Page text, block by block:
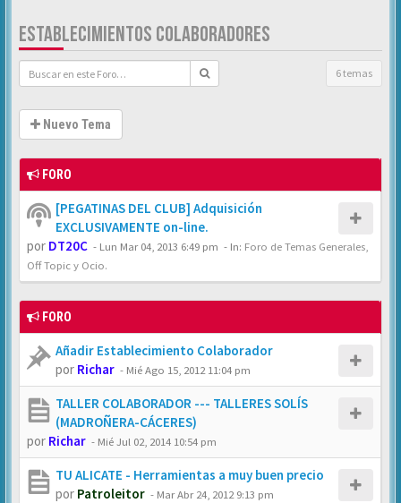
ESTABLECIMIENTOS COLABORADORES
6 temas
Nuevo Tema
FORO
[PEGATINAS DEL CLUB] Adquisición
EXCLUSIVAMENTE on-line.
por DT20C - Lun Mar 04, 2013 6:49 pm - In: Foro de Temas Generales,
Off Topic y Ocio.
FORO
Añadir Establecimiento Colaborador
por Richar - Mié Ago 15, 2012 11:04 pm
TALLER COLABORADOR --- TALLERES SOLÍS
(MADROÑERA-CÁCERES)
por Richar - Mié Jul 02, 2014 10:54 pm
TU ALICATE - Herramientas a muy buen precio
por Patroleitor - Mar Abr 24, 2012 9:13 pm